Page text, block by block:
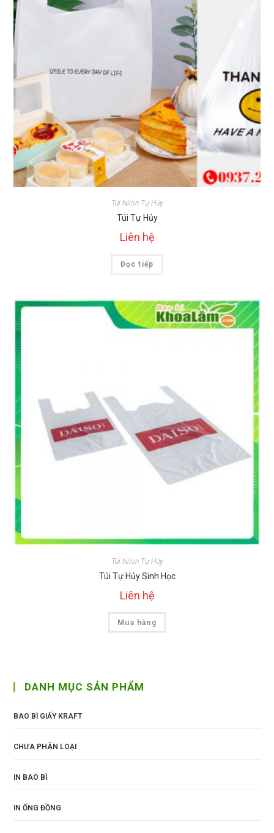
Túi Nilon Tự Hủy
Túi Tự Hủy
Liên hệ
Đọc tiếp
Túi Nilon Tự Hủy
Túi Tự Hủy Sinh Học
Liên hệ
Mua hàng
DANH MỤC SẢN PHẨM
BAO BÌ GIẤY KRAFT
CHƯA PHÂN LOẠI
IN BAO BÌ
IN ỐNG ĐỒNG